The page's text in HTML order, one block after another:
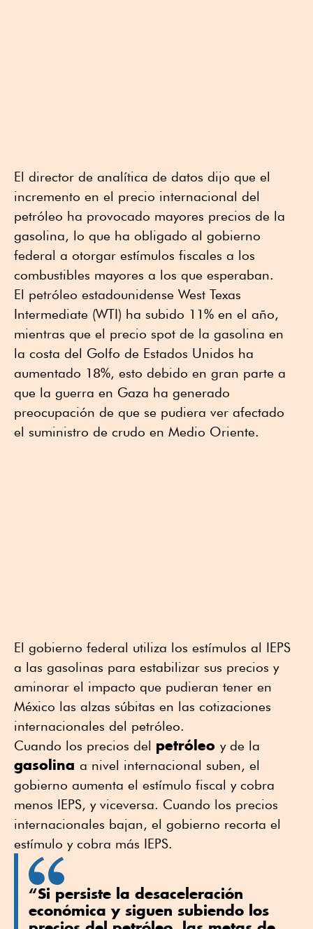
El director de analítica de datos dijo que el
incremento en el precio internacional del
petróleo ha provocado mayores precios de la
gasolina, lo que ha obligado al gobierno
federal a otorgar estímulos fiscales a los
combustibles mayores a los que esperaban.
El petróleo estadounidense West Texas
Intermediate (WTI) ha subido 11% en el año,
mientras que el precio spot de la gasolina en
la costa del Golfo de Estados Unidos ha
aumentado 18%, esto debido en gran parte a
que la guerra en Gaza ha generado
preocupación de que se pudiera ver afectado
el suministro de crudo en Medio Oriente.
El gobierno federal utiliza los estímulos al IEPS
a las gasolinas para estabilizar sus precios y
aminorar el impacto que pudieran tener en
México las alzas súbitas en las cotizaciones
internacionales del petróleo.
Cuando los precios del petróleo y de la
gasolina a nivel internacional suben, el
gobierno aumenta el estímulo fiscal y cobra
menos IEPS, y viceversa. Cuando los precios
internacionales bajan, el gobierno recorta el
estímulo y cobra más IEPS.
“Si persiste la desaceleración
económica y siguen subiendo los